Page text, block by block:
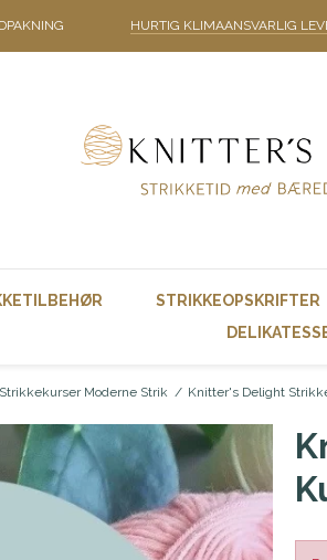
HURTIG KLIMAANSVARLIG
STRIKKEOPSKRIFTER
Strikkekurser Moderne Strik / Knitter's Delight